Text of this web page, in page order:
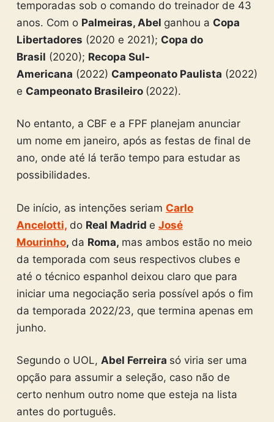
temporadas sob o comando do treinador de 43
anos. Com o Palmeiras, Abel ganhou a Copa
Libertadores (2020 e 2021); Copa do
Brasil (2020); Recopa Sul-
Americana (2022) Campeonato Paulista (2022)
e Campeonato Brasileiro (2022).
No entanto, a CBF e a FPF planejam anunciar
um nome em janeiro, após as festas de final de
ano, onde até lá terão tempo para estudar as
possibilidades.
De início, as intenções seriam Carlo
Ancelotti, do Real Madrid e José
Mourinho, da Roma, mas ambos estão no meio
da temporada com seus respectivos clubes e
até o técnico espanhol deixou claro que para
iniciar uma negociação seria possível após o fim
da temporada 2022/23, que termina apenas em
junho.
Segundo o UOL, Abel Ferreira só viria ser uma
opção para assumir a seleção, caso não de
certo nenhum outro nome que esteja na lista
antes do português.